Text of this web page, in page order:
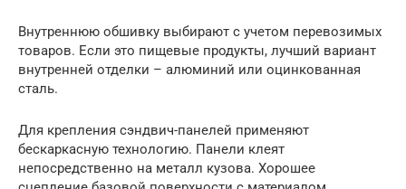
Внутреннюю обшивку выбирают с учетом перевозимых
товаров. Если это пищевые продукты, лучший вариант
внутренней отделки – алюминий или оцинкованная
сталь.
Для крепления сэндвич-панелей применяют
бескаркасную технологию. Панели клеят
непосредственно на металл кузова. Хорошее